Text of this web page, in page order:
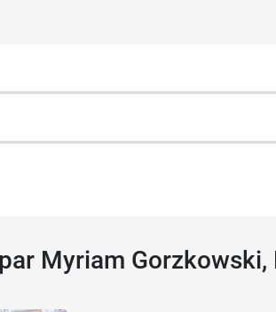
Myriam